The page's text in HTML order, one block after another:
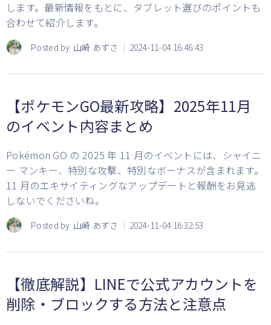
します。最新情報をもとに、タブレット選びのポイントも
合わせて紹介します。
Posted by 山崎 あずさ 2024-11-04 16:46:43
【ポケモンGO最新攻略】2025年11月
のイベント内容まとめ
Pokémon GO の 2025 年 11 月のイベントには、シャイニ
ー マンキー、特別な攻撃、特別なボーナスが含まれます。
11 月のエキサイティングなアップデートと報酬をお見逃
しないでくださいね。
Posted by 山崎 あずさ 2024-11-04 16:32:53
【徹底解説】LINEで公式アカウントを
削除・ブロックする方法と注意点